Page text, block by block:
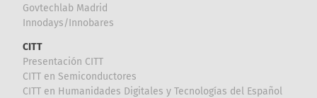
Govtechlab Madrid
Innodays/Innobares
CITT
Presentación CITT
CITT en Semiconductores
CITT en Humanidades Digitales y Tecnologías del Español